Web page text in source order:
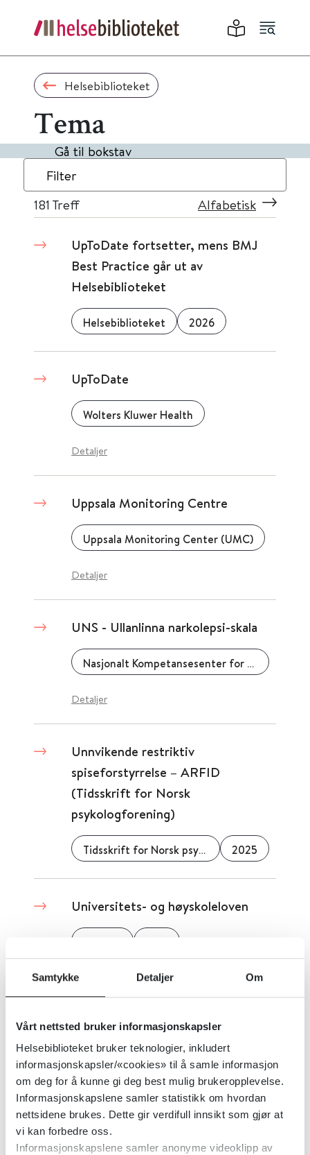
Samtykke Detaljer Om
Vårt nettsted bruker informasjonskapsler
Helsebiblioteket bruker teknologier, inkludert
informasjonskapsler/«cookies» til å samle informasjon
om deg for å kunne gi deg best mulig brukeropplevelse.
Informasjonskapslene samler statistikk om hvordan
nettsidene brukes. Dette gir verdifull innsikt som gjør at
vi kan forbedre oss.
Informasjonskapslene samler anonyme videoklipp av
Helsebiblioteket
Tema
Gå til bokstav
Filter
181 Treff Alfabetisk
UpToDate fortsetter, mens BMJ
Best Practice går ut av
Helsebiblioteket
Helsebiblioteket 2026
UpToDate
Wolters Kluwer Health
Detaljer
Uppsala Monitoring Centre
Uppsala Monitoring Center (UMC)
Detaljer
UNS - Ullanlinna narkolepsi-skala
Nasjonalt Kompetansesenter for ADHD Tourettes syndrom og narkolepsi
Detaljer
Unnvikende restriktiv
spiseforstyrrelse – ARFID
(Tidsskrift for Norsk
psykologforening)
Tidsskrift for Norsk psykologforening 2025
Universitets- og høyskoleloven
Detaljer
Universitetssykehuset Nord-
Norge - arbeids- og
miljømedisinsk avdeling
Detaljer